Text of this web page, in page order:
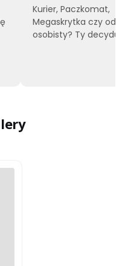
Kurier, Paczkomat,
Megaskrytka czy
osobisty? Ty